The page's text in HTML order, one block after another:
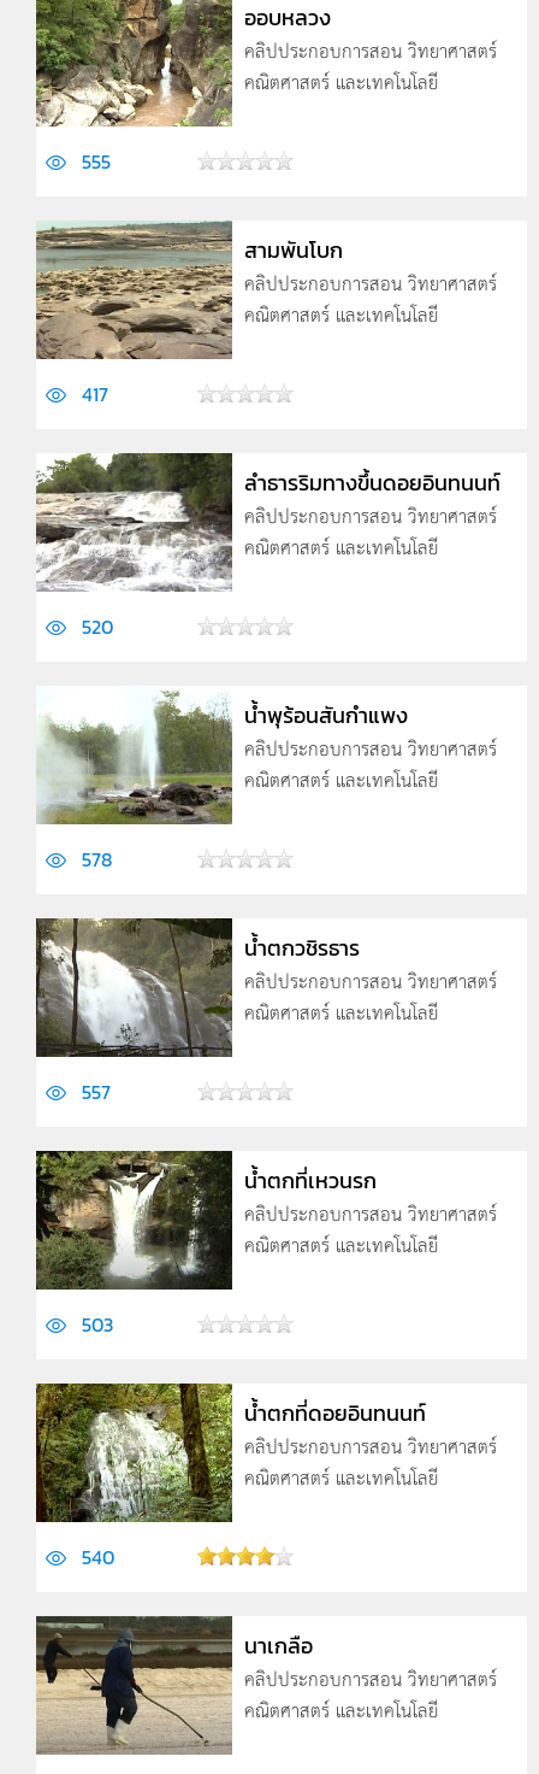
ออบหลวง
คลิปประกอบการสอน วิทยาศาสตร์
คณิตศาสตร์ และเทคโนโลยี
555
สามพันโบก
คลิปประกอบการสอน วิทยาศาสตร์
คณิตศาสตร์ และเทคโนโลยี
417
ลำธารริมทางขึ้นดอยอินทนนท์
คลิปประกอบการสอน วิทยาศาสตร์
คณิตศาสตร์ และเทคโนโลยี
520
น้ำพุร้อนสันกำแพง
คลิปประกอบการสอน วิทยาศาสตร์
คณิตศาสตร์ และเทคโนโลยี
578
น้ำตกวชิรธาร
คลิปประกอบการสอน วิทยาศาสตร์
คณิตศาสตร์ และเทคโนโลยี
557
น้ำตกที่เหวนรก
คลิปประกอบการสอน วิทยาศาสตร์
คณิตศาสตร์ และเทคโนโลยี
503
น้ำตกที่ดอยอินทนนท์
คลิปประกอบการสอน วิทยาศาสตร์
คณิตศาสตร์ และเทคโนโลยี
540
นาเกลือ
คลิปประกอบการสอน วิทยาศาสตร์
คณิตศาสตร์ และเทคโนโลยี